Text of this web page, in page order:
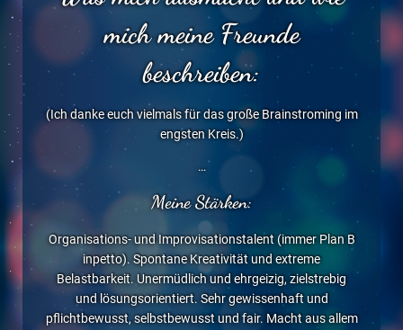
mich meine Freunde
beschreiben:
(Ich danke euch vielmals für das große Brainstroming im
engsten Kreis.)
…
Meine Stärken:
Organisations- und Improvisationstalent (immer Plan B
inpetto). Spontane Kreativität und extreme
Belastbarkeit. Unermüdlich und ehrgeizig, zielstrebig
und lösungsorientiert. Sehr gewissenhaft und
pflichtbewusst, selbstbewusst und fair. Macht aus allem